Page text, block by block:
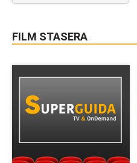
FILM STASERA